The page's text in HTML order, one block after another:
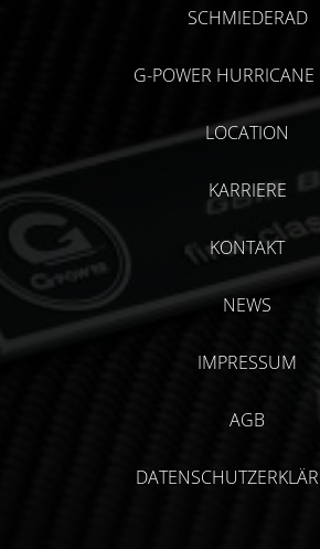
SCHMIEDERAD
G-POWER HURRICANE
LOCATION
KARRIERE
KONTAKT
NEWS
IMPRESSUM
AGB